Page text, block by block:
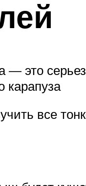
это
карапуза
все